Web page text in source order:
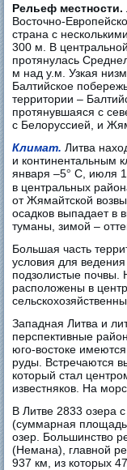
Рельеф местности.
Восточно-
страна с
300 м. В
протянулась
м над у.м. Узкая
Балтийское
территории –
протянувшаяся с
с Белоруссией, и
Климат.Литва
и континентальным
января –5° С, июля
в центральных
от Жямайтской
осадков выпадает в
туманы, зимой –
Большая часть
условия для
подзолистые
расположены в
Западная Литва и
перспективные
юго-востоке
руды. Встречаются
который стал
известняков. На
В Литве 2833 озера
(суммарная
озер. Большинство
(Немана), главной
937 км, из которых